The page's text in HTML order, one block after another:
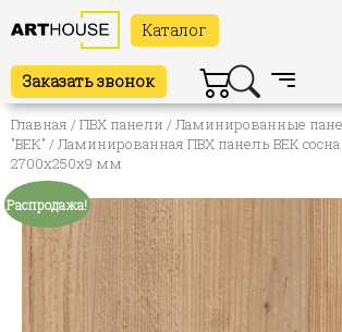
Каталог
Заказать звонок
Главная /ПВХ панели /Ламинированные
"ВЕК" / Ламинированная ПВХ панель ВЕК
2700х250х9 мм
Распродажа!